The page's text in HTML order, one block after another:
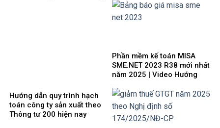
Phần mềm kế toán MISA
SME.NET 2023 R38 mới nhất
năm 2025 | Video Hướng
Hướng dẫn quy trình hạch
toán công ty sản xuất theo
Thông tư 200 hiện nay